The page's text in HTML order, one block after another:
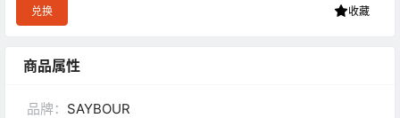
兑换 收藏
商品属性
品牌： SAYBOUR